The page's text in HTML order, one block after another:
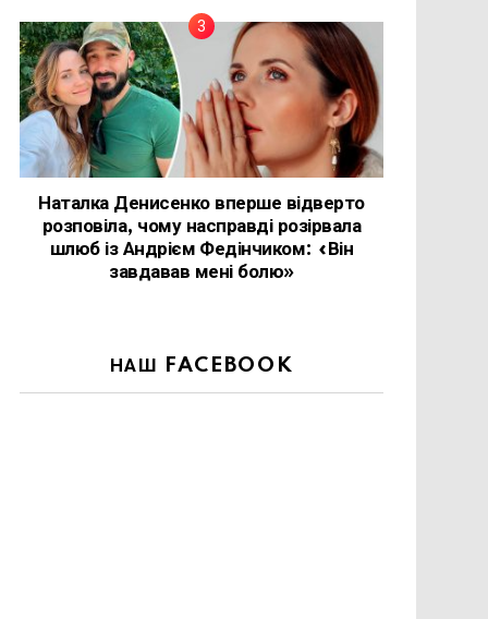
Наталка Денисенко вперше відверто
розповіла, чому насправді розірвала
шлюб із Андрієм Федінчиком: «Він
завдавав мені болю»
НАШ FACEBOOK